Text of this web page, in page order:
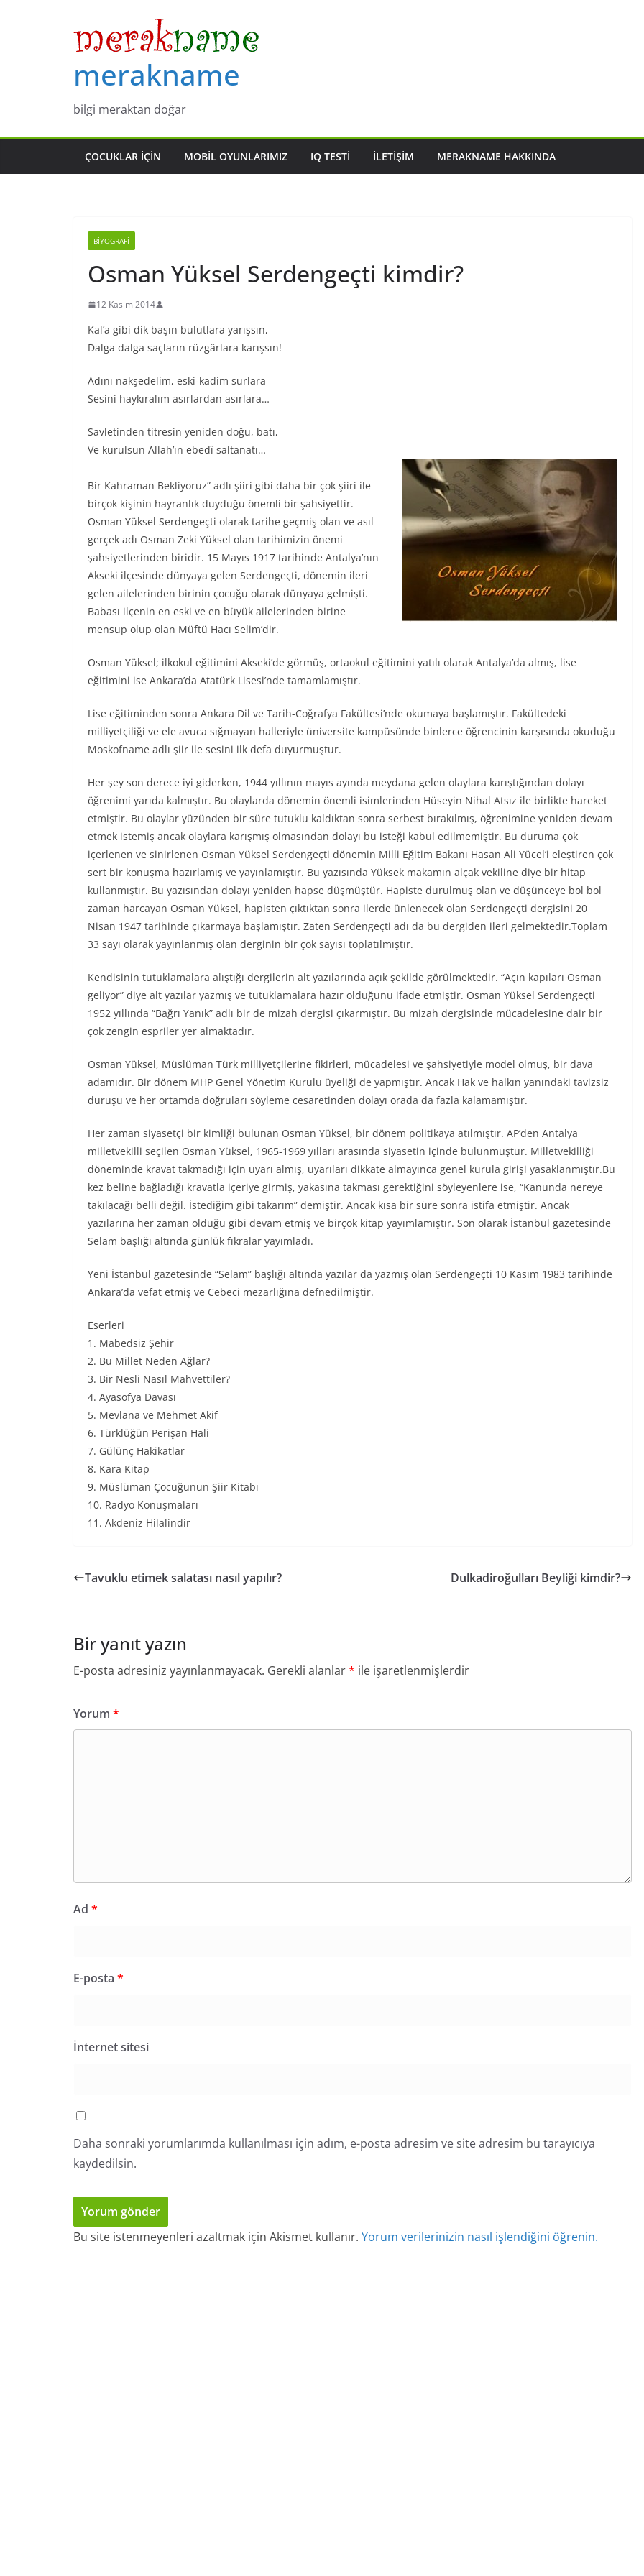
merakname
bilgi meraktan doğar
ÇOCUKLAR IÇIN MOBIL OYUNLARIMIZ IQ TESTI İLETIŞIM MERAKNAME HAKKINDA
BIYOGRAFI
Osman Yüksel Serdengeçti kimdir?
12 Kasım 2014
Kal’a gibi dik başın bulutlara yarışsın,
Dalga dalga saçların rüzgârlara karışsın!
Adını nakşedelim, eski-kadim surlara
Sesini haykıralım asırlardan asırlara…
Savletinden titresin yeniden doğu, batı,
Ve kurulsun Allah’ın ebedî saltanatı…
Bir Kahraman Bekliyoruz” adlı şiiri gibi daha bir çok şiiri ile
birçok kişinin hayranlık duyduğu önemli bir şahsiyettir.
Osman Yüksel Serdengeçti olarak tarihe geçmiş olan ve asıl
gerçek adı Osman Zeki Yüksel olan tarihimizin önemi
şahsiyetlerinden biridir. 15 Mayıs 1917 tarihinde Antalya’nın
Akseki ilçesinde dünyaya gelen Serdengeçti, dönemin ileri
gelen ailelerinden birinin çocuğu olarak dünyaya gelmişti.
Babası ilçenin en eski ve en büyük ailelerinden birine
mensup olup olan Müftü Hacı Selim’dir.
Osman Yüksel; ilkokul eğitimini Akseki’de görmüş, ortaokul eğitimini yatılı olarak Antalya’da almış, lise
eğitimini ise Ankara’da Atatürk Lisesi’nde tamamlamıştır.
Lise eğitiminden sonra Ankara Dil ve Tarih-Coğrafya Fakültesi’nde okumaya başlamıştır. Fakültedeki
milliyetçiliği ve ele avuca sığmayan halleriyle üniversite kampüsünde binlerce öğrencinin karşısında okuduğu
Moskofname adlı şiir ile sesini ilk defa duyurmuştur.
Her şey son derece iyi giderken, 1944 yıllının mayıs ayında meydana gelen olaylara karıştığından dolayı
öğrenimi yarıda kalmıştır. Bu olaylarda dönemin önemli isimlerinden Hüseyin Nihal Atsız ile birlikte hareket
etmiştir. Bu olaylar yüzünden bir süre tutuklu kaldıktan sonra serbest bırakılmış, öğrenimine yeniden devam
etmek istemiş ancak olaylara karışmış olmasından dolayı bu isteği kabul edilmemiştir. Bu duruma çok
içerlenen ve sinirlenen Osman Yüksel Serdengeçti dönemin Milli Eğitim Bakanı Hasan Ali Yücel’i eleştiren çok
sert bir konuşma hazırlamış ve yayınlamıştır. Bu yazısında Yüksek makamın alçak vekiline diye bir hitap
kullanmıştır. Bu yazısından dolayı yeniden hapse düşmüştür. Hapiste durulmuş olan ve düşünceye bol bol
zaman harcayan Osman Yüksel, hapisten çıktıktan sonra ilerde ünlenecek olan Serdengeçti dergisini 20
Nisan 1947 tarihinde çıkarmaya başlamıştır. Zaten Serdengeçti adı da bu dergiden ileri gelmektedir.Toplam
33 sayı olarak yayınlanmış olan derginin bir çok sayısı toplatılmıştır.
Kendisinin tutuklamalara alıştığı dergilerin alt yazılarında açık şekilde görülmektedir. “Açın kapıları Osman
geliyor” diye alt yazılar yazmış ve tutuklamalara hazır olduğunu ifade etmiştir. Osman Yüksel Serdengeçti
1952 yıllında “Bağrı Yanık” adlı bir de mizah dergisi çıkarmıştır. Bu mizah dergisinde mücadelesine dair bir
çok zengin espriler yer almaktadır.
Osman Yüksel, Müslüman Türk milliyetçilerine fikirleri, mücadelesi ve şahsiyetiyle model olmuş, bir dava
adamıdır. Bir dönem MHP Genel Yönetim Kurulu üyeliği de yapmıştır. Ancak Hak ve halkın yanındaki tavizsiz
duruşu ve her ortamda doğruları söyleme cesaretinden dolayı orada da fazla kalamamıştır.
Her zaman siyasetçi bir kimliği bulunan Osman Yüksel, bir dönem politikaya atılmıştır. AP’den Antalya
milletvekilli seçilen Osman Yüksel, 1965-1969 yılları arasında siyasetin içinde bulunmuştur. Milletvekilliği
döneminde kravat takmadığı için uyarı almış, uyarıları dikkate almayınca genel kurula girişi yasaklanmıştır.Bu
kez beline bağladığı kravatla içeriye girmiş, yakasına takması gerektiğini söyleyenlere ise, “Kanunda nereye
takılacağı belli değil. İstediğim gibi takarım” demiştir. Ancak kısa bir süre sonra istifa etmiştir. Ancak
yazılarına her zaman olduğu gibi devam etmiş ve birçok kitap yayımlamıştır. Son olarak İstanbul gazetesinde
Selam başlığı altında günlük fıkralar yayımladı.
Yeni İstanbul gazetesinde “Selam” başlığı altında yazılar da yazmış olan Serdengeçti 10 Kasım 1983 tarihinde
Ankara’da vefat etmiş ve Cebeci mezarlığına defnedilmiştir.
Eserleri
1. Mabedsiz Şehir
2. Bu Millet Neden Ağlar?
3. Bir Nesli Nasıl Mahvettiler?
4. Ayasofya Davası
5. Mevlana ve Mehmet Akif
6. Türklüğün Perişan Hali
7. Gülünç Hakikatlar
8. Kara Kitap
9. Müslüman Çocuğunun Şiir Kitabı
10. Radyo Konuşmaları
11. Akdeniz Hilalindir
Tavuklu etimek salatası nasıl yapılır? Dulkadiroğulları Beyliği kimdir?
Bir yanıt yazın
E-posta adresiniz yayınlanmayacak. Gerekli alanlar* ile işaretlenmişlerdir
Yorum *
Ad *
E-posta *
İnternet sitesi
Daha sonraki yorumlarımda kullanılması için adım, e-posta adresim ve site adresim bu tarayıcıya
kaydedilsin.
Bu site istenmeyenleri azaltmak için Akismet kullanır. Yorum verilerinizin nasıl işlendiğini öğrenin.